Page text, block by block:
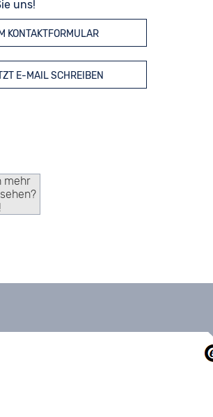
uns!
KONTAKTFORMULAR
E-MAIL SCHREIBEN
mehr